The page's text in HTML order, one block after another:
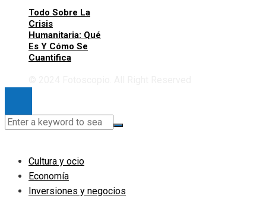
Todo Sobre La
Crisis
Humanitaria: Qué
Es Y Cómo Se
Cuantifica
Cultura y ocio
Economía
Inversiones y negocios